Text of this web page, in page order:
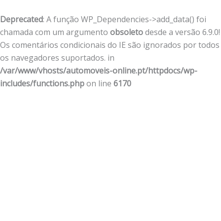
Deprecated: A função WP_Dependencies->add_data() foi
chamada com um argumento obsoletodesde a versão 6.9.0!
Os comentários condicionais do IE são ignorados por todos
os navegadores suportados. in
/var/www/vhosts/automoveis-online.pt/httpdocs/wp-
includes/functions.phpon line 6170